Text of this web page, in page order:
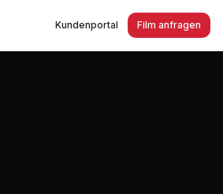
Kundenportal Film anfragen